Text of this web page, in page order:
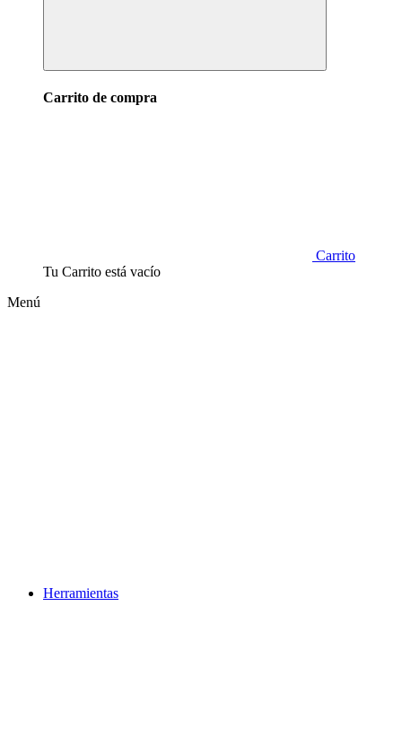
Carrito de compra
Carrito
Tu Carrito está vacío
Menú
Herramientas